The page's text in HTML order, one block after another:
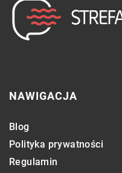
NAWIGACJA
Blog
Polityka prywatności
Regulamin